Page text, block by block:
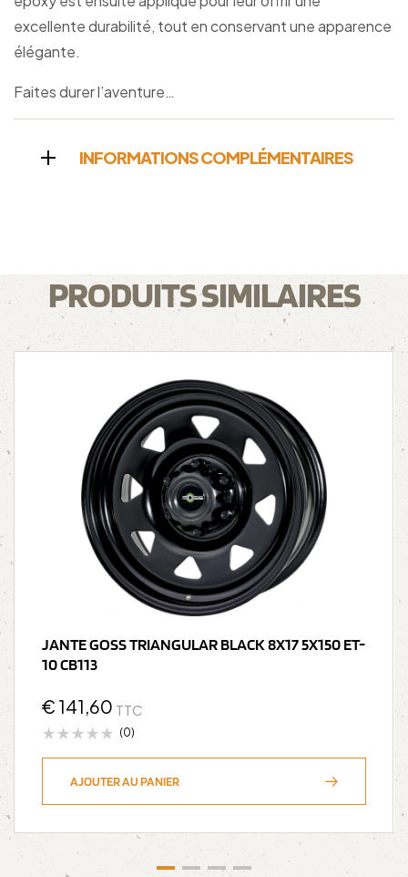
excellente durabilité, tout en conservant une apparence
élégante.
Faites durer l’aventure…
INFORMATIONS COMPLÉMENTAIRES
PRODUITS SIMILAIRES
JANTE GOSS TRIANGULAR BLACK 8X17 5X150 ET-
10 CB113
€ 141,60 TTC
(0)
AJOUTER AU PANIER